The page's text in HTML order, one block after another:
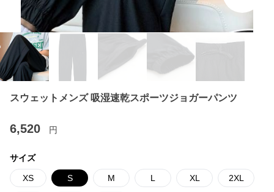
スウェットメンズ 吸湿速乾スポーツジョガーパンツ
6,520 円
サイズ
XS S M L XL 2XL